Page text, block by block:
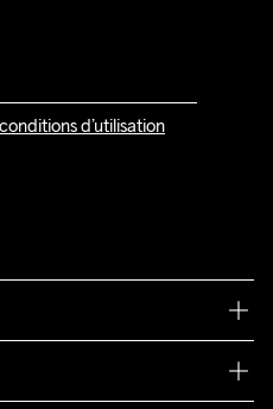
conditions d’utilisation